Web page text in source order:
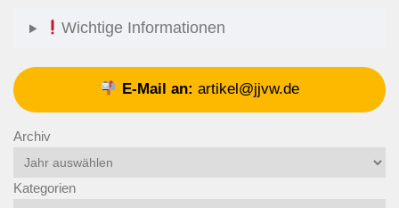
Wichtige Informationen
E-Mail an: artikel@jjvw.de
Archiv
Kategorien